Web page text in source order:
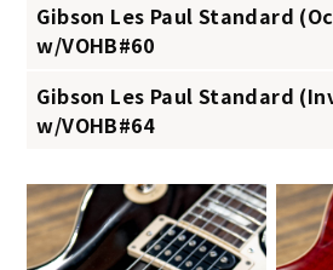
Gibson Les Paul Standard
w/VOHB#60
Gibson Les Paul Standard
w/VOHB#64